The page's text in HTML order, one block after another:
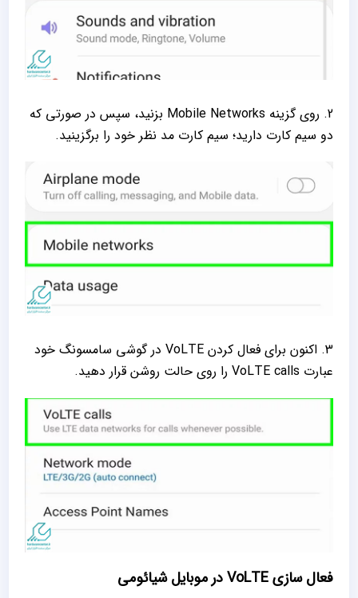
2. روی گزینه Mobile Networks بزنید، سپس در صورتی که
دو سیم کارت دارید؛ سیم کارت مد نظر خود را برگزینید.
3. اکنون برای فعال کردن VoLTE در گوشی سامسونگ خود
عبارت VoLTE calls را روی حالت روشن قرار دهید.
فعال سازی VoLTE در موبایل شیائومی